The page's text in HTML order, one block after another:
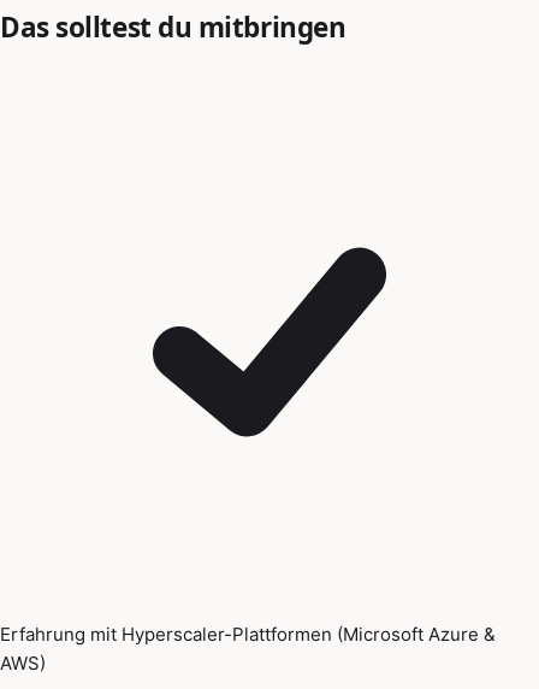
Das solltest du mitbringen
Erfahrung mit Hyperscaler-Plattformen (Microsoft Azure &
AWS)